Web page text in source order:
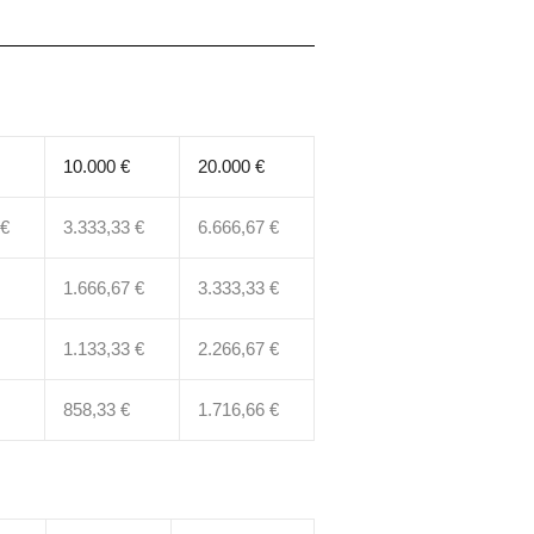
10.000 € 20.000 €
3.333,33 € 6.666,67 €
1.666,67 € 3.333,33 €
1.133,33 € 2.266,67 €
858,33 € 1.716,66 €